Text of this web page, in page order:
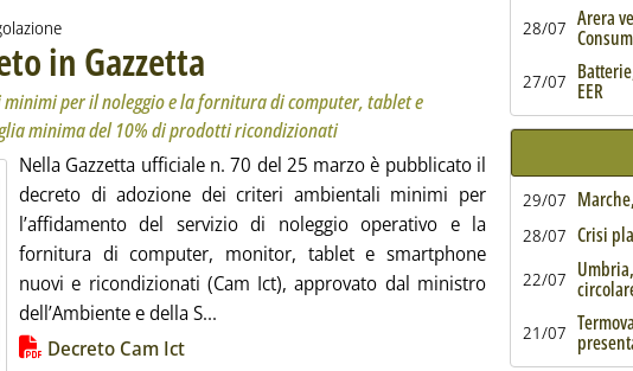
in Gazzetta . Sottotitolo: Approvati i criteri ambientali minimi per il noleggio e la
per il noleggio e la fornitura di computer, tablet e
minima del 10% di prodotti ricondizionati
Nella Gazzetta ufficiale n. 70 del 25 marzo è pubblicato il
decreto di adozione dei criteri ambientali minimi per
l’affidamento del servizio di noleggio operativo e la
fornitura di computer, monitor, tablet e smartphone
nuovi e ricondizionati (Cam Ict), approvato dal ministro
dell’Ambiente e della S... Leggi tutta la notizia: 'Cam Ict, il decreto in
notizia
Decreto Cam Ict
28/07 Arera
27/07 EER
29/07
28/07 Crisi
22/07
21/07